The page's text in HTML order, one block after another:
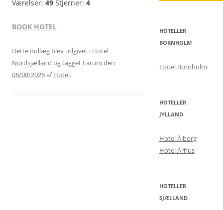
Værelser: 49 Stjerner: 4
BOOK HOTEL
Dette indlæg blev udgivet i Hotel
Nordsjælland og tagget Farum den
06/08/2026afHotel.
HOTELLER
BORNHOLM
Hotel Bornholm
HOTELLER
JYLLAND
Hotel Ålborg
Hotel Århus
HOTELLER
SJÆLLAND